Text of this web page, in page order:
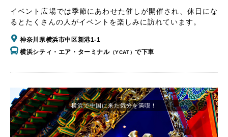
イベント広場では季節にあわせた催しが開催され、休日にな
るとたくさんの人がイベントを楽しみに訪れています。
神奈川県横浜市中区新港1-1
横浜シティ・エア・ターミナル（YCAT）で下車
横浜で中国に来た気分を満喫！